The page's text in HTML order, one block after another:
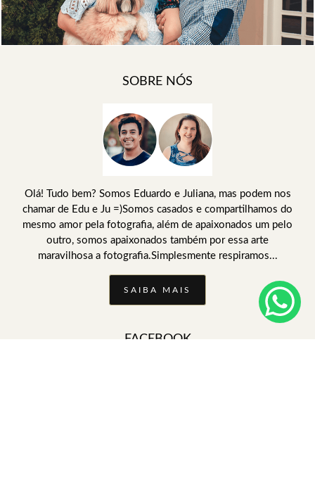
SOBRE NÓS
Olá! Tudo bem? Somos Eduardo e Juliana, mas podem nos
chamar de Edu e Ju =)Somos casados e compartilhamos do
mesmo amor pela fotografia, além de apaixonados um pelo
outro, somos apaixonados também por essa arte
maravilhosa a fotografia.Simplesmente respiramos...
SAIBA MAIS
FACEBOOK